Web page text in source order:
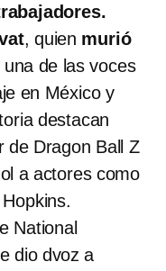
, quien murió
de las voces
en México y
destacan
de Dragon Ball Z
a actores como
National
dio dvoz a